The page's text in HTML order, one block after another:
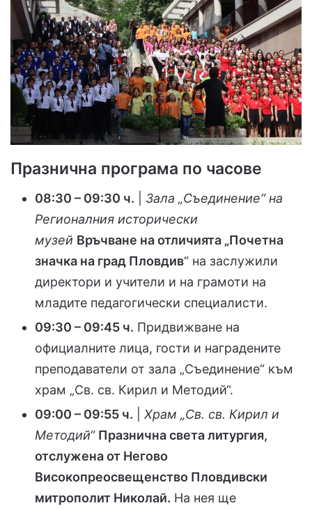
Празнична програма по часове
08:30 – 09:30 ч.
Зала „Съединение“ на
Регионалния исторически
музей Връчване на отличията „Почетна
значка на град Пловдив“ на заслужили
директори и учители и на грамоти на
младите педагогически специалисти.
09:30 – 09:45 ч. Придвижване на
официалните лица, гости и наградените
преподаватели от зала „Съединение“ към
храм „Св. св. Кирил и Методий“.
09:00 – 09:55 ч.
Храм „Св. св. Кирил и
Методий“ Празнична света литургия,
отслужена от Негово
Високопреосвещенство Пловдивски
митрополит Николай. На нея ще